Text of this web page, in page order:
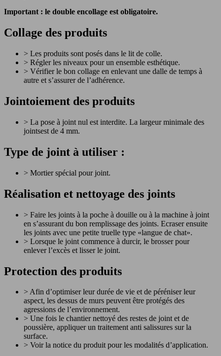
Important : le double encollage est obligatoire.
Collage des produits
> Les produits sont posés dans le lit de colle.
> Régler les niveaux pour un ensemble esthétique.
> Vérifier le bon collage en enlevant une dalle de temps à
autre et s’assurer de l’adhérence.
Jointoiement des produits
> La pose à joint nul est interdite. La largeur minimale des
jointsest de 4 mm.
Type de joint à utiliser :
> Mortier spécial pour joint.
Réalisation et nettoyage des joints
> Faire les joints à la poche à douille ou à la machine à joint
en s’assurant du bon remplissage des joints. Ecraser ensuite
les joints avec une petite truelle type «langue de chat».
> Lorsque le joint commence à durcir, le brosser pour
enlever l’excès et lisser le joint.
Protection des produits
> Afin d’optimiser leur durée de vie et de péréniser leur
aspect, les dessus de murs peuvent être protégés des
agressions de l’environnement.
> Une fois le chantier nettoyé des restes de joint et de
poussière, appliquer un traitement anti salissures sur la
surface.
> Voir la notice du produit pour les modalités d’application.